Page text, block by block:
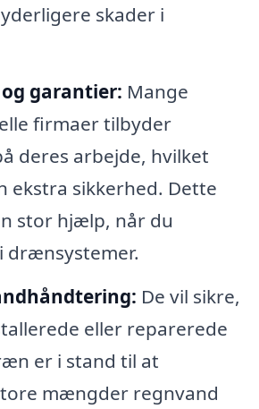
skader i
garantier: Mange
firmaer tilbyder
deres arbejde, hvilket
ekstra sikkerhed. Dette
stor hjælp, når du
drænsystemer.
De vil sikre,
eller reparerede
er i stand til at
mængder regnvand